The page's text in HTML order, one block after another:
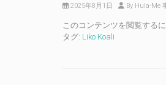
2025年8月1日 By Hula-Me
このコンテンツを閲覧する
タグ: Liko Koali